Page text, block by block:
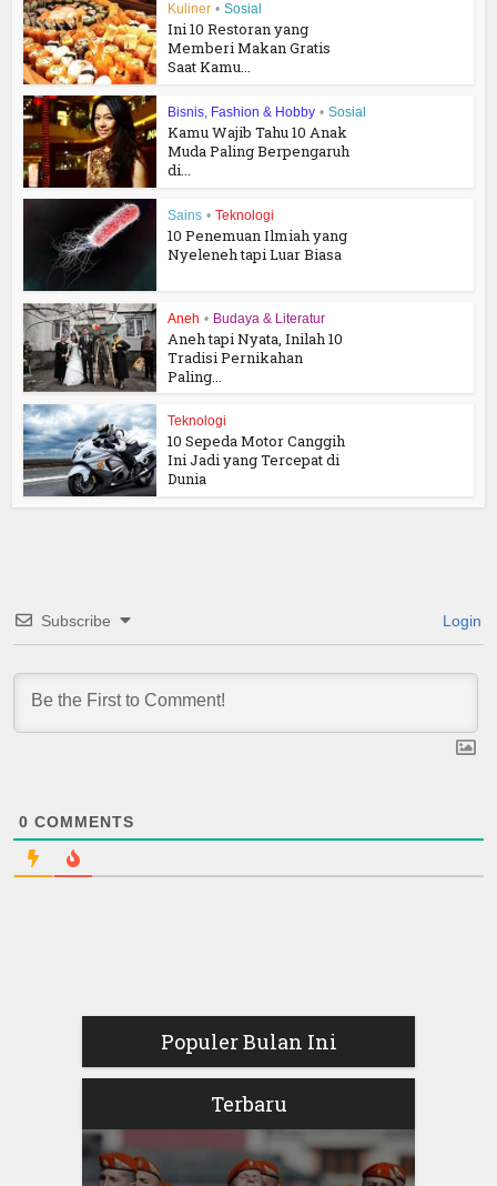
Kuliner • Sosial
Ini 10 Restoran yang
Memberi Makan Gratis
Saat Kamu...
Bisnis, Fashion & Hobby • Sosial
Kamu Wajib Tahu 10 Anak
Muda Paling Berpengaruh
di...
Sains • Teknologi
10 Penemuan Ilmiah yang
Nyeleneh tapi Luar Biasa
Aneh • Budaya & Literatur
Aneh tapi Nyata, Inilah 10
Tradisi Pernikahan
Paling...
Teknologi
10 Sepeda Motor Canggih
Ini Jadi yang Tercepat di
Dunia
Subscribe Login
0 COMMENTS
Populer Bulan Ini
Terbaru